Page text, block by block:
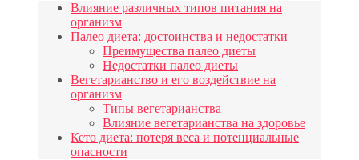
Влияние различных типов питания на
организм
Палео диета: достоинства и недостатки
Преимущества палео диеты
Недостатки палео диеты
Вегетарианство и его воздействие на
организм
Типы вегетарианства
Влияние вегетарианства на здоровье
Кето диета: потеря веса и потенциальные
опасности